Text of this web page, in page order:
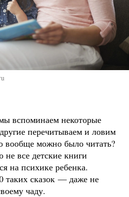
вспоминаем некоторые
перечитываем и ловим
вообще можно было читать?
не все детские книги
на психике ребенка.
таких сказок — даже не
чаду.